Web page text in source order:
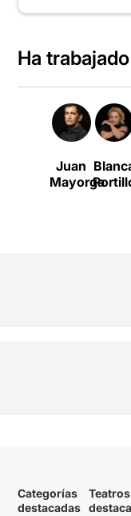
Ha
Juan
Mayorga
Categorías
destacadas
Teatros